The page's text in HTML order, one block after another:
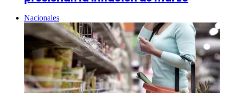
Nacionales